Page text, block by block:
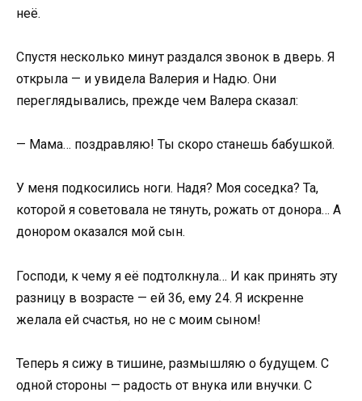
неё.
Спустя несколько минут раздался звонок в дверь. Я
открыла — и увидела Валерия и Надю. Они
переглядывались, прежде чем Валера сказал:
— Мама… поздравляю! Ты скоро станешь бабушкой.
У меня подкосились ноги. Надя? Моя соседка? Та,
которой я советовала не тянуть, рожать от донора… А
донором оказался мой сын.
Господи, к чему я её подтолкнула… И как принять эту
разницу в возрасте — ей 36, ему 24. Я искренне
желала ей счастья, но не с моим сыном!
Теперь я сижу в тишине, размышляю о будущем. С
одной стороны — радость от внука или внучки. С